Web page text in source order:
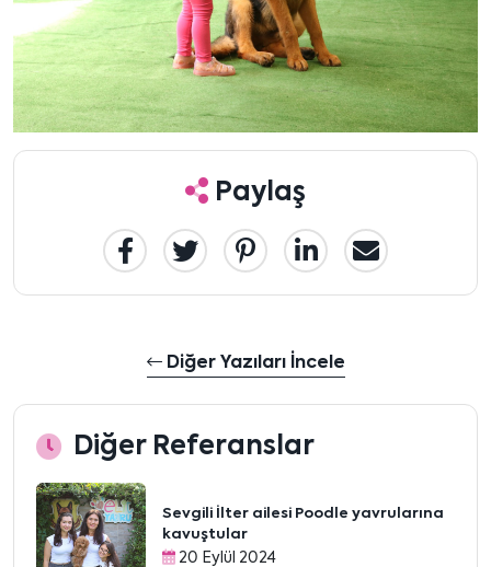
Paylaş
Diğer Yazıları İncele
Diğer Referanslar
Sevgili İlter ailesi Poodle yavrularına
kavuştular
20 Eylül 2024